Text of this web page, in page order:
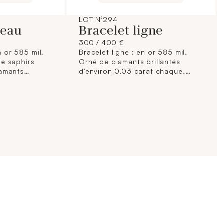
or 585 mil.
saphirs
LOT N°294
Bracelet ligne
300 / 400 €
Bracelet ligne : en or 585 mil.
Orné de diamants brillantés
d'environ 0,03 carat chaque.